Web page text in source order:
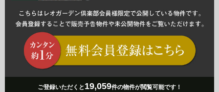
ご登録いただくと 19,059件の物件が閲覧可能です！